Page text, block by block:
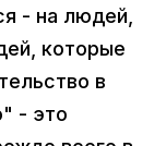
- на людей,
которые
в
- это